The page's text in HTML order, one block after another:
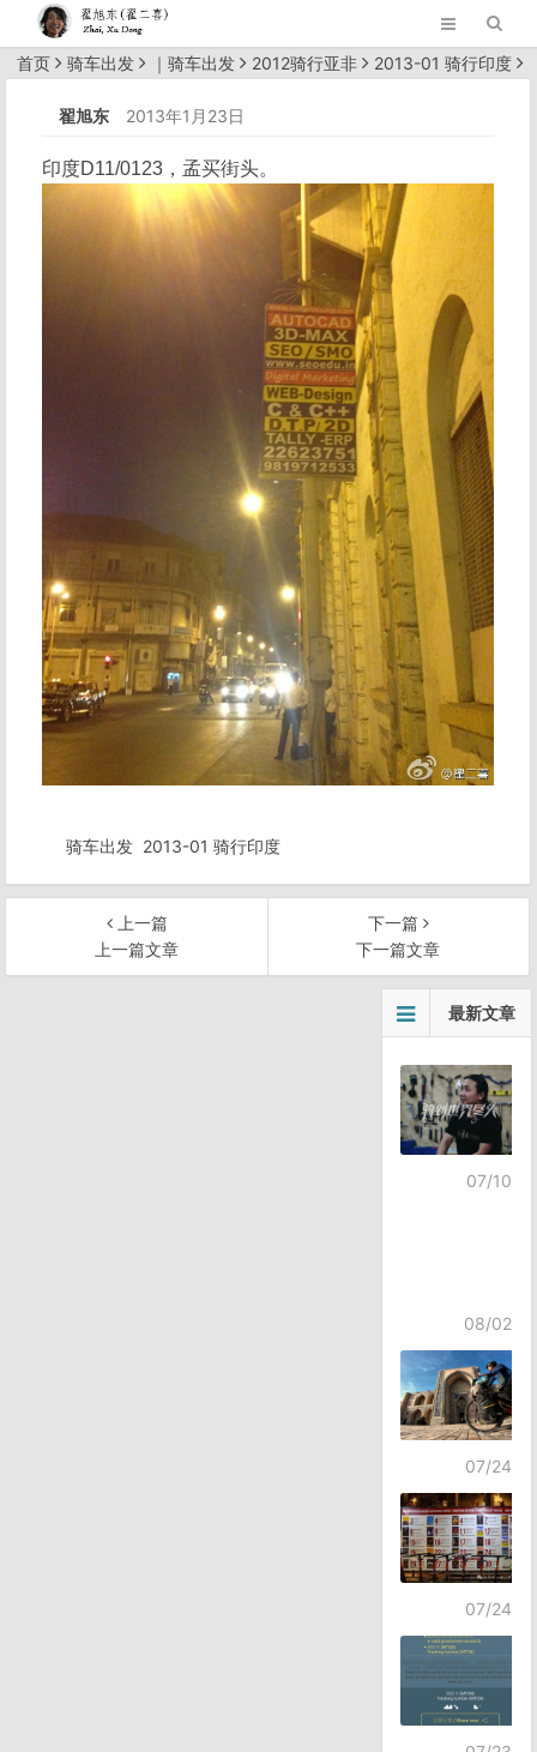
首页 骑车出发 ｜骑车出发 2012骑行亚非
2013-01 骑行印度
翟旭东
2013年1月23日
印度D11/0123，孟买街头。
骑车出发 2013-01 骑行印度
上一篇
上一篇文章
下一篇
下一篇文章
最新文章
07/10
08/02
07/24
07/24